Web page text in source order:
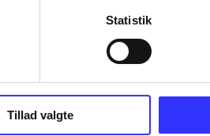
Statistik
Tillad valgte